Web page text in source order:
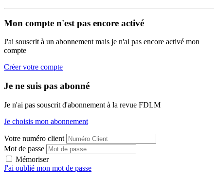
Mon compte n'est pas encore activé
J'ai souscrit à un abonnement mais je n'ai pas encore activé mon
compte
Créer votre compte
Je ne suis pas abonné
Je n'ai pas souscrit d'abonnement à la revue FDLM
Je choisis mon abonnement
Votre numéro client
Mot de passe
Mémoriser
J'ai oublié mon mot de passe